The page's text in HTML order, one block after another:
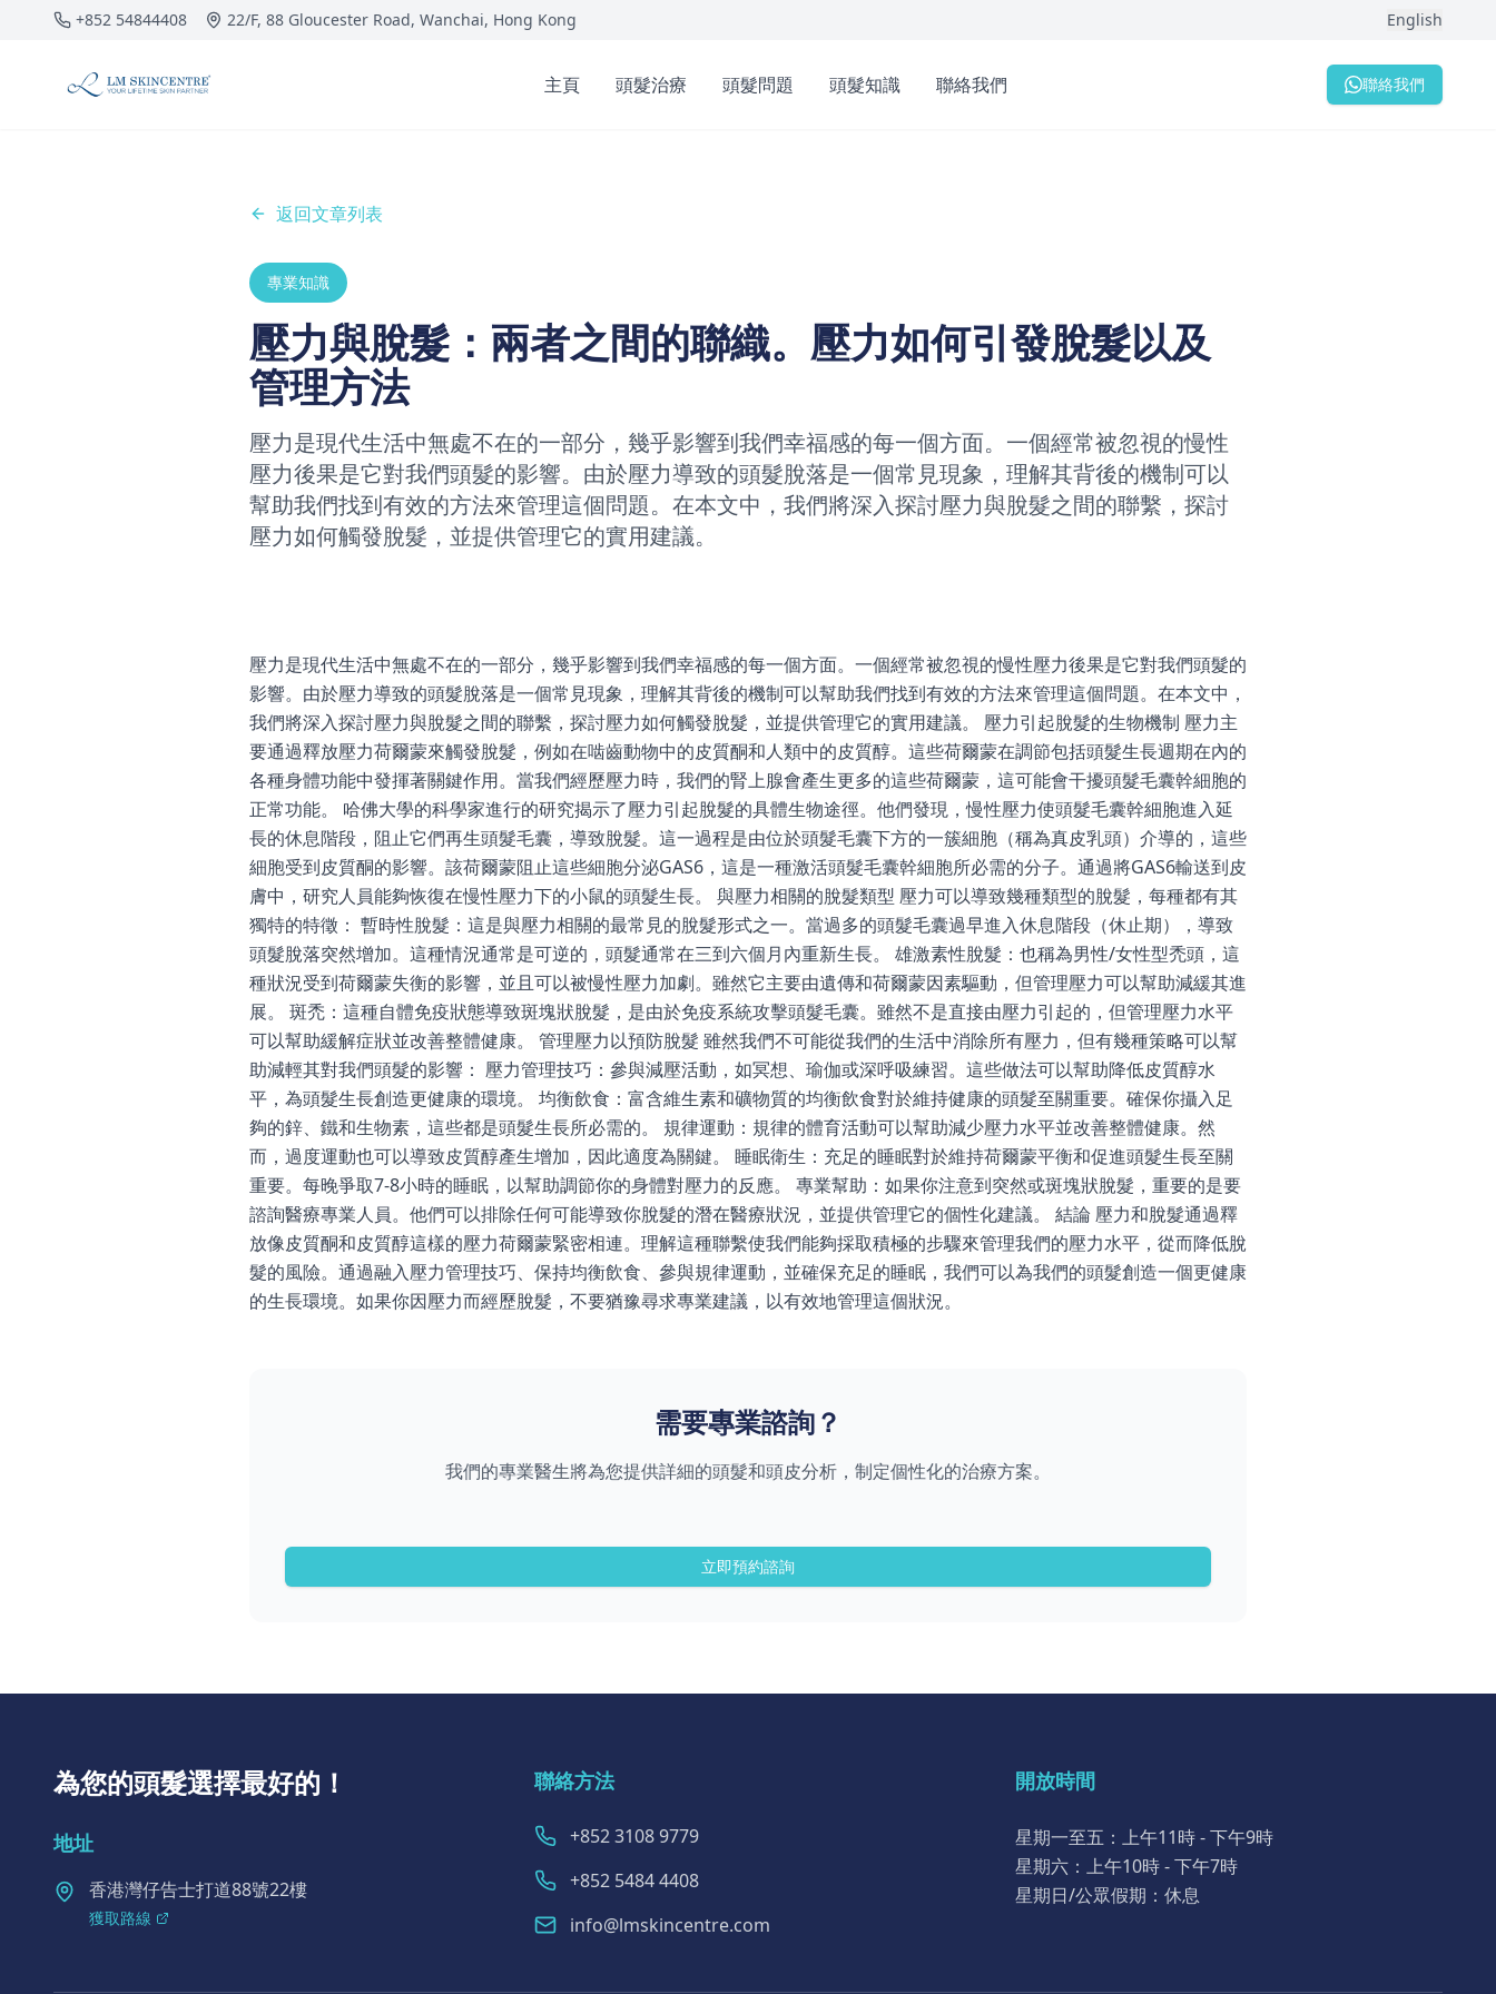
跳到主要內容+852 54844408 22/F, 88 Gloucester Road, Wanchai, Hong Kong English
主頁 頭髮治療 頭髮問題 頭髮知識 聯絡我們 聯絡我們
返回文章列表
專業知識
壓力與脫髮：兩者之間的聯織。壓力如何引發脫髮以及
管理方法
壓力是現代生活中無處不在的一部分，幾乎影響到我們幸福感的每一個方面。一個經常被忽視的慢性
壓力後果是它對我們頭髮的影響。由於壓力導致的頭髮脫落是一個常見現象，理解其背後的機制可以
幫助我們找到有效的方法來管理這個問題。在本文中，我們將深入探討壓力與脫髮之間的聯繫，探討
壓力如何觸發脫髮，並提供管理它的實用建議。
壓力是現代生活中無處不在的一部分，幾乎影響到我們幸福感的每一個方面。一個經常被忽視的慢性壓力後果是它對我們頭髮的
影響。由於壓力導致的頭髮脫落是一個常見現象，理解其背後的機制可以幫助我們找到有效的方法來管理這個問題。在本文中，
我們將深入探討壓力與脫髮之間的聯繫，探討壓力如何觸發脫髮，並提供管理它的實用建議。 壓力引起脫髮的生物機制 壓力主
要通過釋放壓力荷爾蒙來觸發脫髮，例如在啮齒動物中的皮質酮和人類中的皮質醇。這些荷爾蒙在調節包括頭髮生長週期在內的
各種身體功能中發揮著關鍵作用。當我們經歷壓力時，我們的腎上腺會產生更多的這些荷爾蒙，這可能會干擾頭髮毛囊幹細胞的
正常功能。 哈佛大學的科學家進行的研究揭示了壓力引起脫髮的具體生物途徑。他們發現，慢性壓力使頭髮毛囊幹細胞進入延
長的休息階段，阻止它們再生頭髮毛囊，導致脫髮。這一過程是由位於頭髮毛囊下方的一簇細胞（稱為真皮乳頭）介導的，這些
細胞受到皮質酮的影響。該荷爾蒙阻止這些細胞分泌GAS6，這是一種激活頭髮毛囊幹細胞所必需的分子。通過將GAS6輸送到皮
膚中，研究人員能夠恢復在慢性壓力下的小鼠的頭髮生長。 與壓力相關的脫髮類型 壓力可以導致幾種類型的脫髮，每種都有其
獨特的特徵： 暫時性脫髮：這是與壓力相關的最常見的脫髮形式之一。當過多的頭髮毛囊過早進入休息階段（休止期），導致
頭髮脫落突然增加。這種情況通常是可逆的，頭髮通常在三到六個月內重新生長。 雄激素性脫髮：也稱為男性/女性型禿頭，這
種狀況受到荷爾蒙失衡的影響，並且可以被慢性壓力加劇。雖然它主要由遺傳和荷爾蒙因素驅動，但管理壓力可以幫助減緩其進
展。 斑禿：這種自體免疫狀態導致斑塊狀脫髮，是由於免疫系統攻擊頭髮毛囊。雖然不是直接由壓力引起的，但管理壓力水平
可以幫助緩解症狀並改善整體健康。 管理壓力以預防脫髮 雖然我們不可能從我們的生活中消除所有壓力，但有幾種策略可以幫
助減輕其對我們頭髮的影響： 壓力管理技巧：參與減壓活動，如冥想、瑜伽或深呼吸練習。這些做法可以幫助降低皮質醇水
平，為頭髮生長創造更健康的環境。 均衡飲食：富含維生素和礦物質的均衡飲食對於維持健康的頭髮至關重要。確保你攝入足
夠的鋅、鐵和生物素，這些都是頭髮生長所必需的。 規律運動：規律的體育活動可以幫助減少壓力水平並改善整體健康。然
而，過度運動也可以導致皮質醇產生增加，因此適度為關鍵。 睡眠衛生：充足的睡眠對於維持荷爾蒙平衡和促進頭髮生長至關
重要。每晚爭取7-8小時的睡眠，以幫助調節你的身體對壓力的反應。 專業幫助：如果你注意到突然或斑塊狀脫髮，重要的是要
諮詢醫療專業人員。他們可以排除任何可能導致你脫髮的潛在醫療狀況，並提供管理它的個性化建議。 結論 壓力和脫髮通過釋
放像皮質酮和皮質醇這樣的壓力荷爾蒙緊密相連。理解這種聯繫使我們能夠採取積極的步驟來管理我們的壓力水平，從而降低脫
髮的風險。通過融入壓力管理技巧、保持均衡飲食、參與規律運動，並確保充足的睡眠，我們可以為我們的頭髮創造一個更健康
的生長環境。如果你因壓力而經歷脫髮，不要猶豫尋求專業建議，以有效地管理這個狀況。
需要專業諮詢？
我們的專業醫生將為您提供詳細的頭髮和頭皮分析，制定個性化的治療方案。
立即預約諮詢
為您的頭髮選擇最好的！
地址
香港灣仔告士打道88號22樓
獲取路線
聯絡方法
+852 3108 9779
+852 5484 4408
info@lmskincentre.com
開放時間
星期一至五：上午11時 - 下午9時
星期六：上午10時 - 下午7時
星期日/公眾假期：休息